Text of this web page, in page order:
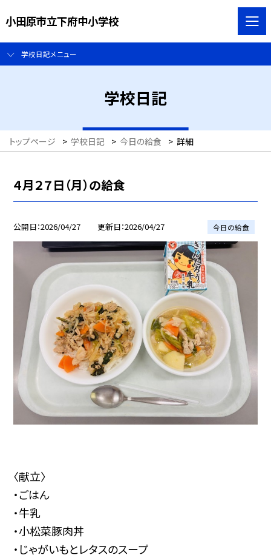
小田原市立下府中小学校
学校日記メニュー
学校日記
トップページ > 学校日記 > 今日の給食 > 詳細
４月２７日（月）の給食
公開日 2026/04/27 更新日 2026/04/27 今日の給食
〈献立〉
・ごはん
・牛乳
・小松菜豚肉丼
・じゃがいもとレタスのスープ